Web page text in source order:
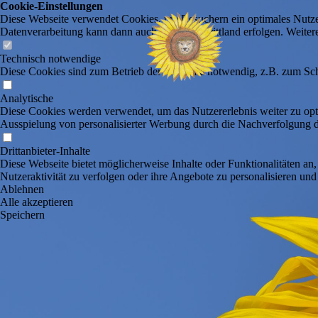
Cookie-Einstellungen
Diese Webseite verwendet Cookies, um Besuchern ein optimales
Datenverarbeitung kann dann auch in einem Drittland erfolgen.
Technisch notwendige
Diese Cookies sind zum Betrieb der Webseite notwendig, z.B. zum
Analytische
Diese Cookies werden verwendet, um das Nutzererlebnis weiter zu
Ausspielung von personalisierter Werbung durch die Nachverfolgung
Drittanbieter-Inhalte
Diese Webseite bietet möglicherweise Inhalte oder Funktionalitäten
Nutzeraktivität zu verfolgen oder ihre Angebote zu personalisieren
Ablehnen
Alle akzeptieren
Speichern